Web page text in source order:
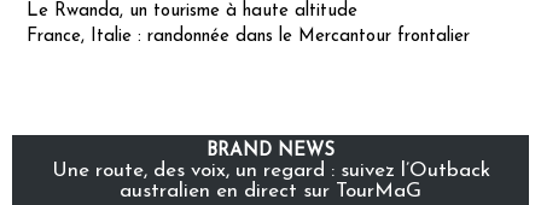
Le Rwanda, un tourisme à haute altitude
France, Italie : randonnée dans le Mercantour frontalier
BRAND NEWS
Une route, des voix, un regard : suivez l’Outback
australien en direct sur TourMaG